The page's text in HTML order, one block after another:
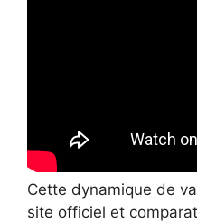
Cette dynamique de
site officiel et